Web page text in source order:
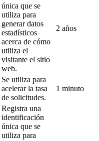
única que se
utiliza para
generar datos
estadísticos
acerca de cómo
utiliza el
visitante el sitio
web.
2 años
Se utiliza para
acelerar la tasa
de solicitudes.
1 minuto
Registra una
identificación
única que se
utiliza para